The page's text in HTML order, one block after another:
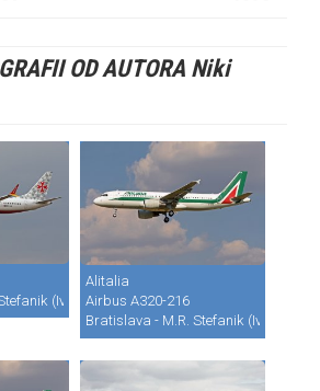
OD AUTORA Niki
(Ivanka) (BTS / LZIB)
Alitalia
Airbus A320-216
Bratislava - M.R. Stefanik (Ivanka)